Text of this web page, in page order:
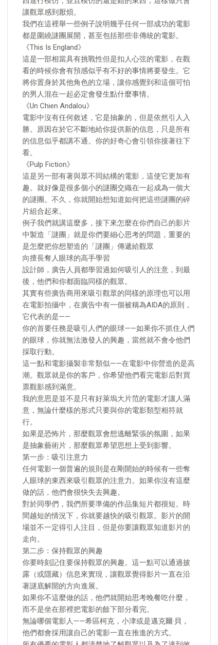
讓觀眾感到厭煩。
我們在這裡舉一些例子說明幾乎任何一部成功的電影
都是圍繞謎團展開，甚至包括那些非傳統的電影。
《This Is England》
這是一部相當具有挑戰性但是扣人心弦的電影，在觀
看的時候你會有預感似乎有不好的事情將要發生。它
將你置身於其他角色的立場，讓你感覺到和這個可怕
的男人混在一起必定會發生點什麼事情。
《Un Chien Andalou》
電影中沒有任何敘述，它是抽象的，但是依然引人入
勝。原因在於它不斷地給你提供新的信息，只是所有
的信息似乎都講不通。你的好奇心會引領你接著往下
看。
《Pulp Fiction》
這是另一部有著與眾不同結構的電影，這使它更加有
趣。就好像是很多個小的謎團交織在一起成為一個大
的謎團。不久，你就開始想知道如何把這些謎團的碎
片組合起來。
例子我們就講這麼多，接下來怎麼在你們自己的影片
中製造「謎團」就是你們要細心思考的問題，重要的
是怎麼把你想塑造的「謎團」傳遞給觀眾
向擅長奪人眼球的高手學習
設計師，廣告人員都學習過如何吸引人的注意，到最
後，他們和你都面臨同樣的觀眾。
其實有些廣告商用來吸引觀眾的同樣的原理也可以用
在電影拍攝中，在廣告中有一個被稱為AIDA的原則，
它代表的是——
你的首要任務是吸引人們的眼球——如果你不抓住人們
的眼球，你就無法激發人的興趣，當然就不會令他們
採取行動。
這一點和電影攝製非常類似——在電影中你營造的是高
潮。觀眾就是你的客戶，你希望他們看完電影后對買
票觀影感到滿意。
我的意思是並不是只有好萊塢大片范的電影才讓人滿
意，無論什麼樣的形式只要與你的電影類型相符就
行。
如果是恐怖片，那麼觀眾會想逃離緊張的氛圍，如果
是抽象藝術片，那麼觀眾希望思想上受到影響。
第一步：吸引注意力
任何電影一個普遍的規則是在剛開始的時候有一些奪
人眼球的東西來吸引觀眾的注意力。如果你沒有這麼
做的話，他們會很快失去興趣。
對於同學們，我們所要準備的作品集短片都很短。時
間越短的情況下，你就要越快的吸引觀眾。影片的開
場並不一定得引人注目，但是你要讓觀眾知道影片的
走向。
第二步：保持觀眾的興趣
你要時刻記住要保持觀眾的興趣。這一點可以通過披
露（或隱藏）信息來實現，讓觀眾覺得影片一直在沿
著謎底解開的方向進展。
如果你不這麼做的話，他們就開始思考晚餐吃什麼，
而不是坐在那裡把電影的餘下部分看完。
無論哪個電影人——希區柯克，小津或是邁克爾·貝，
他們都會採用讓自己的電影一直在推進的方式。